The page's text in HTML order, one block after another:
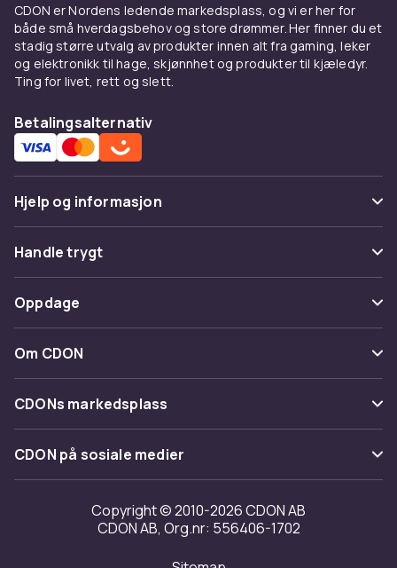
CDON er Nordens ledende markedsplass, og vi er her for
både små hverdagsbehov og store drømmer. Her finner du et
stadig større utvalg av produkter innen alt fra gaming, leker
og elektronikk til hage, skjønnhet og produkter til kjæledyr.
Ting for livet, rett og slett.
Betalingsalternativ
Hjelp og informasjon
Vanlige spørsmål
Spor pakke
Angre & returner her
Kontakt oss
Handle trygt
Betaling
Levering
Tilbakekallinger
Oppdage
Kategorier
Varemerker
Om CDON
Om oss
Kundeanmeldelser
Jobbe på CDON
Investor relations
Tilgjengelighet
CDONs markedsplass
Merchant Help Center
CDON på sosiale medier
Copyright © 2010-2026 CDON AB
CDON AB, Org.nr: 556406-1702